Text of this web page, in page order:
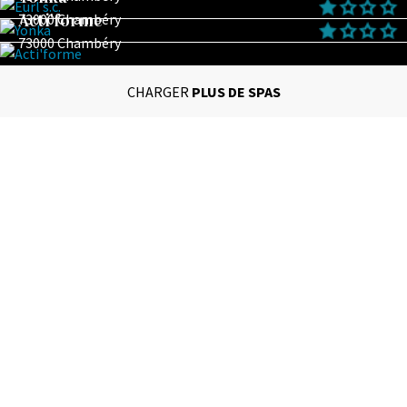
73000 Chambéry
Acti'forme
73000 Chambéry
CHARGER PLUS DE SPAS